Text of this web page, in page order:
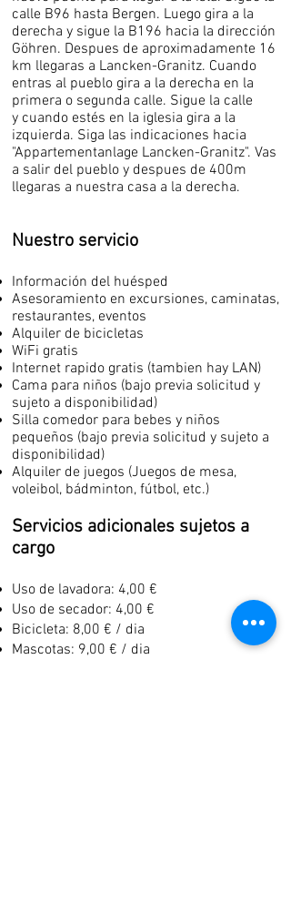
calle B96 hasta Bergen. Luego gira a la
derecha y sigue la B196 hacia la dirección
Göhren. Despues de aproximadamente 16
km llegaras a Lancken-Granitz. Cuando
entras al pueblo gira a la derecha en la
primera o segunda calle. Sigue la calle
y cuando estés en la iglesia gira a la
izquierda. Siga las indicaciones hacia
"Appartementanlage Lancken-Granitz". Vas
a salir del pueblo y despues de 400m
llegaras a nuestra casa a la derecha.
Nuestro servicio
Información del huésped
Asesoramiento en excursiones, caminatas,
restaurantes, eventos
Alquiler de bicicletas
WiFi gratis
Internet rapido gratis (tambien hay LAN)
Cama para niños (bajo previa solicitud y
sujeto a disponibilidad)
Silla comedor para bebes y niños
pequeños (bajo previa solicitud y sujeto a
disponibilidad)
Alquiler de juegos (Juegos de mesa,
voleibol, bádminton, fútbol, etc.)
Servicios adicionales sujetos a
cargo
Uso de lavadora: 4,00 €
Uso de secador: 4,00 €
Bicicleta: 8,00 € / dia
Mascotas: 9,00 € / dia